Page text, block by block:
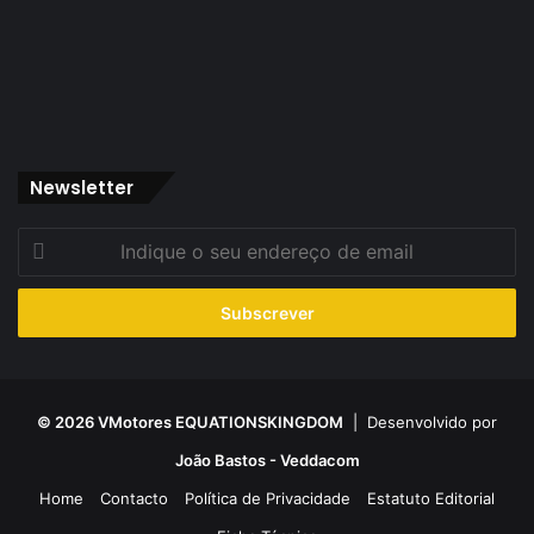
Newsletter
seu
de
© 2026 VMotores EQUATIONSKINGDOM | Desenvolvido por
João Bastos - Veddacom
Home
Contacto Política de Privacidade
Estatuto Editorial